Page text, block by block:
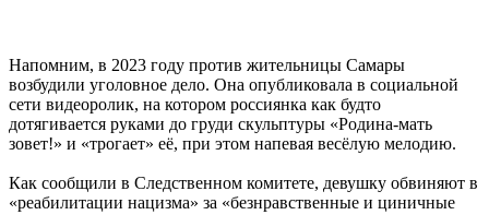
Напомним, в 2023 году против жительницы Самары
возбудили уголовное дело. Она опубликовала в социальной
сети видеоролик, на котором россиянка как будто
дотягивается руками до груди скульптуры «Родина-мать
зовет!» и «трогает» её, при этом напевая весёлую мелодию.
Как сообщили в Следственном комитете, девушку обвиняют в
«реабилитации нацизма» за «безнравственные и циничные